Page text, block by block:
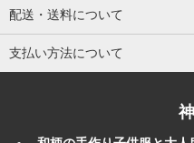
配送・送料について
支払い方法について